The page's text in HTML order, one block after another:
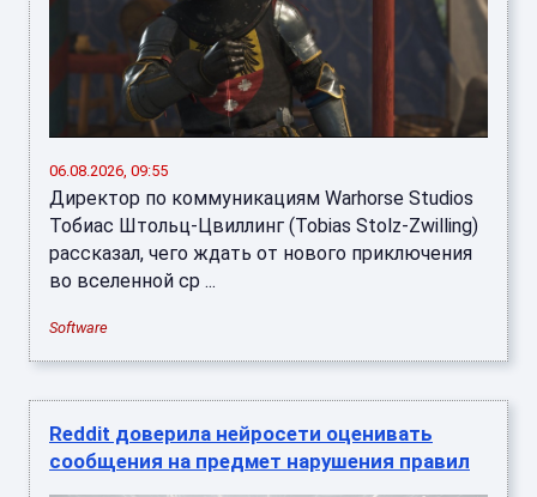
06.08.2026, 09:55
Директор по коммуникациям Warhorse Studios
Тобиас Штольц-Цвиллинг (Tobias Stolz-Zwilling)
рассказал, чего ждать от нового приключения
во вселенной ср ...
Software
Reddit доверила нейросети оценивать
сообщения на предмет нарушения правил